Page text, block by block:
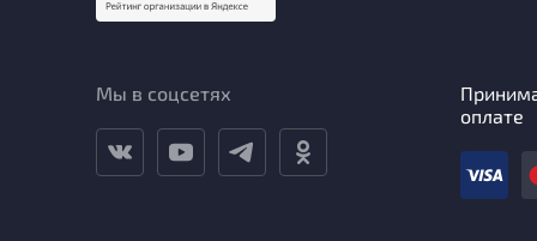
Мы в соцсетях
оплате